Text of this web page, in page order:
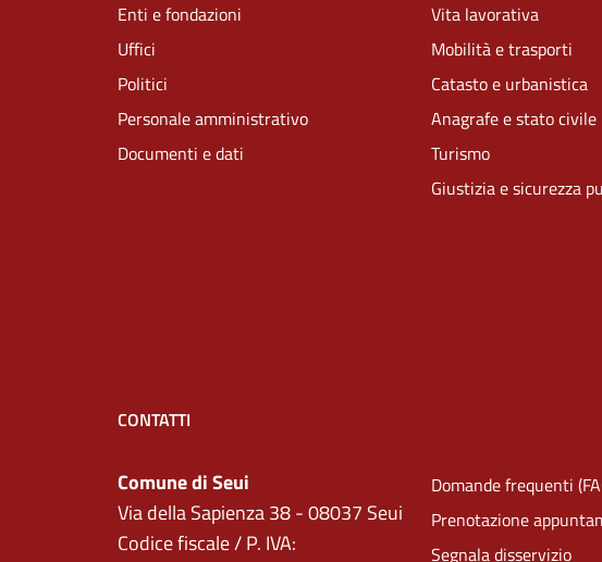
Enti e fondazioni
Uffici
Politici
Personale amministrativo
Documenti e dati
Vita lavorativa
Mobilità e trasporti
Catasto e urbanistica
Anagrafe e stato civile
Turismo
Giustizia e sicurezza
CONTATTI
Comune di Seui
Via della Sapienza 38 - 08037 Seui
Codice fiscale / P. IVA:
Domande frequenti
Prenotazione
Segnala disservizio